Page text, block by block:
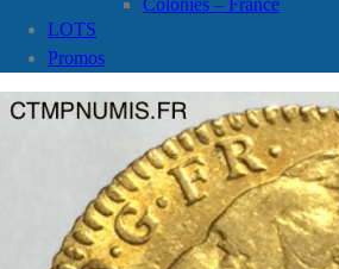
Colonies – France
LOTS
Promos